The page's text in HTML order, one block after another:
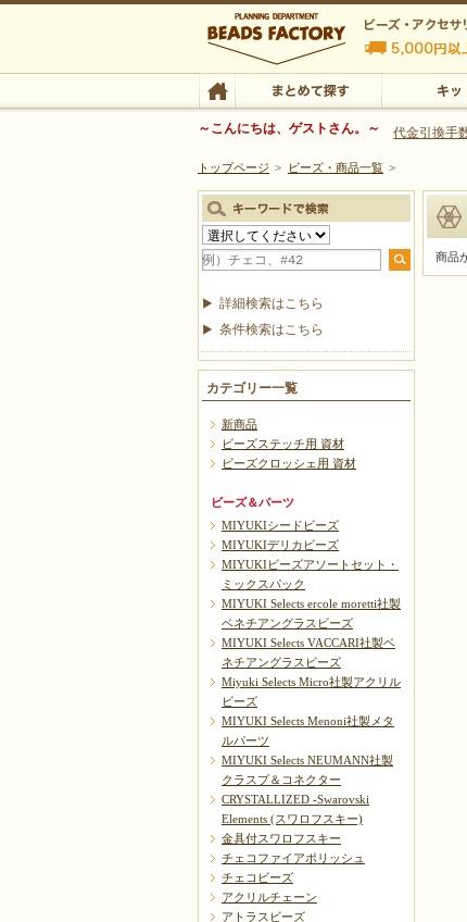
ビーズファクトリー ビーズ・パーツ・金具
ビーズ・アクセ
ビーズ・アクセサリーの専門店 ビーズファク
TOP まとめて探す
～こんにちは、ゲストさん。～ 代金引換手
トップページ > ビーズ・商品一覧 >
商品
詳細検索はこちら
条件検索はこちら
カテゴリー一覧
新商品
ビーズステッチ用 資材
ビーズクロッシェ用 資材
ビーズ＆パーツ
MIYUKIシードビーズ
MIYUKIデリカビーズ
MIYUKIビーズアソートセット・
ミックスパック
MIYUKI Selects ercole moretti社製
ベネチアングラスビーズ
MIYUKI Selects VACCARI社製ベ
ネチアングラスビーズ
Miyuki Selects Micro社製アクリル
ビーズ
MIYUKI Selects Menoni社製メタ
ルパーツ
MIYUKI Selects NEUMANN社製
クラスプ＆コネクター
CRYSTALLIZED -Swarovski
Elements (スワロフスキー)
金具付スワロフスキー
チェコファイアポリッシュ
チェコビーズ
アクリルチェーン
アトラスビーズ